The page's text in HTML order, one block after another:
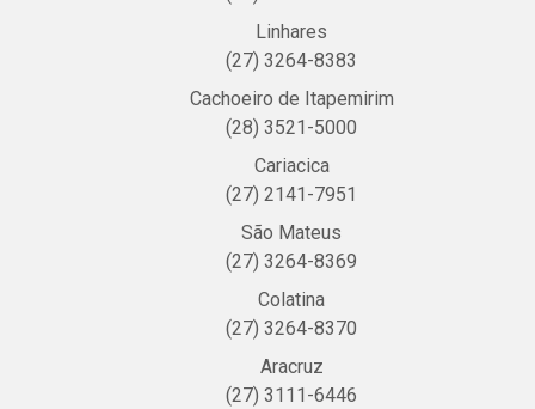
Linhares
(27) 3264-8383
Cachoeiro de Itapemirim
(28) 3521-5000
Cariacica
(27) 2141-7951
São Mateus
(27) 3264-8369
Colatina
(27) 3264-8370
Aracruz
(27) 3111-6446